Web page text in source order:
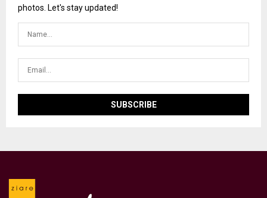
photos. Let's stay updated!